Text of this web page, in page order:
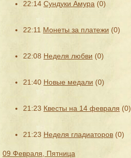
22:14 Сундуки Амура (0)
22:11 Монеты за платежи (0)
22:08 Неделя любви (0)
21:40 Новые медали (0)
21:23 Квесты на 14 февраля (0)
21:23 Неделя гладиаторов (0)
09 Февраля, Пятница